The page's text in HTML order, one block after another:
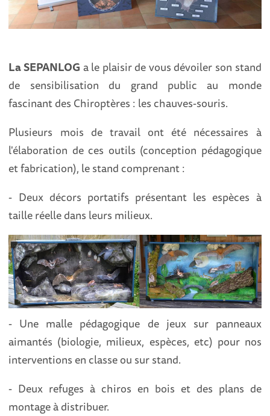
La SEPANLOG a le plaisir de vous dévoiler son stand
de sensibilisation du grand public au monde
fascinant des Chiroptères : les chauves-souris.
Plusieurs mois de travail ont été nécessaires à
l'élaboration de ces outils (conception pédagogique
et fabrication), le stand comprenant :
- Deux décors portatifs présentant les espèces à
taille réelle dans leurs milieux.
- Une malle pédagogique de jeux sur panneaux
aimantés (biologie, milieux, espèces, etc) pour nos
interventions en classe ou sur stand.
- Deux refuges à chiros en bois et des plans de
montage à distribuer.